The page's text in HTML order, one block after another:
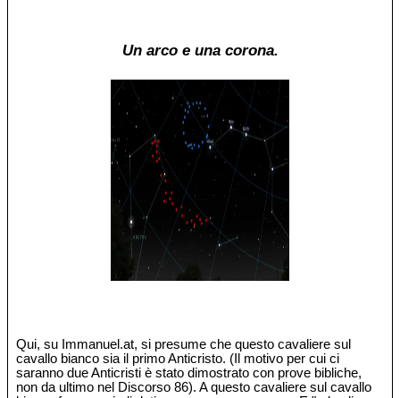
Un arco e una corona.
Qui, su Immanuel.at, si presume che questo cavaliere sul
cavallo bianco sia il primo Anticristo. (Il motivo per cui ci
saranno due Anticristi è stato dimostrato con prove bibliche,
non da ultimo nel Discorso 86). A questo cavaliere sul cavallo